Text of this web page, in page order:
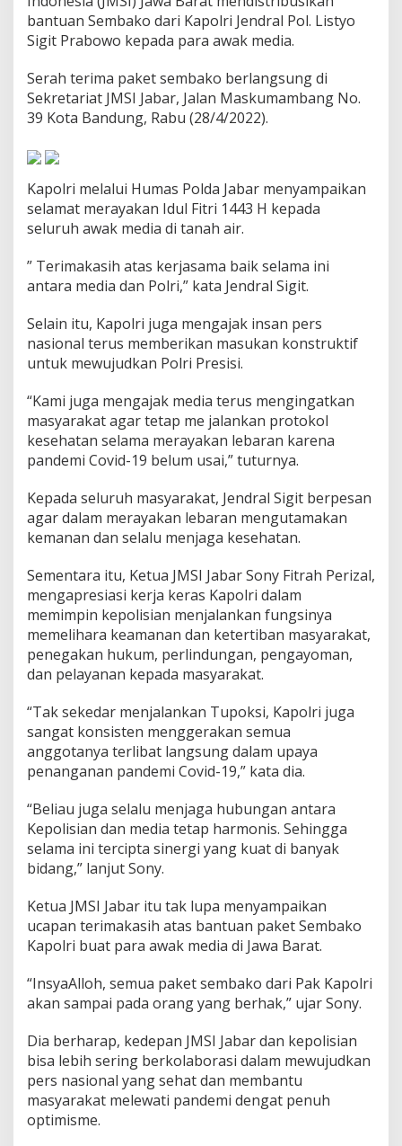
k
e
t
e
m
b
a
a
p
o
l
i
U
t
u
k
A
a
k
M
e
d
a
bantuan Sembako dari Kapolri Jendral Pol. Listyo
Sigit Prabowo kepada para awak media.
Serah terima paket sembako berlangsung di
Sekretariat JMSI Jabar, Jalan Maskumambang No.
39 Kota Bandung, Rabu (28/4/2022).
Kapolri melalui Humas Polda Jabar menyampaikan
selamat merayakan Idul Fitri 1443 H kepada
seluruh awak media di tanah air.
” Terimakasih atas kerjasama baik selama ini
antara media dan Polri,” kata Jendral Sigit.
Selain itu, Kapolri juga mengajak insan pers
nasional terus memberikan masukan konstruktif
untuk mewujudkan Polri Presisi.
“Kami juga mengajak media terus mengingatkan
masyarakat agar tetap me jalankan protokol
kesehatan selama merayakan lebaran karena
pandemi Covid-19 belum usai,” tuturnya.
Kepada seluruh masyarakat, Jendral Sigit berpesan
agar dalam merayakan lebaran mengutamakan
kemanan dan selalu menjaga kesehatan.
Sementara itu, Ketua JMSI Jabar Sony Fitrah Perizal,
mengapresiasi kerja keras Kapolri dalam
memimpin kepolisian menjalankan fungsinya
memelihara keamanan dan ketertiban masyarakat,
penegakan hukum, perlindungan, pengayoman,
dan pelayanan kepada masyarakat.
“Tak sekedar menjalankan Tupoksi, Kapolri juga
sangat konsisten menggerakan semua
anggotanya terlibat langsung dalam upaya
penanganan pandemi Covid-19,” kata dia.
“Beliau juga selalu menjaga hubungan antara
Kepolisian dan media tetap harmonis. Sehingga
selama ini tercipta sinergi yang kuat di banyak
bidang,” lanjut Sony.
Ketua JMSI Jabar itu tak lupa menyampaikan
ucapan terimakasih atas bantuan paket Sembako
Kapolri buat para awak media di Jawa Barat.
“InsyaAlloh, semua paket sembako dari Pak Kapolri
akan sampai pada orang yang berhak,” ujar Sony.
Dia berharap, kedepan JMSI Jabar dan kepolisian
bisa lebih sering berkolaborasi dalam mewujudkan
pers nasional yang sehat dan membantu
masyarakat melewati pandemi dengat penuh
optimisme.